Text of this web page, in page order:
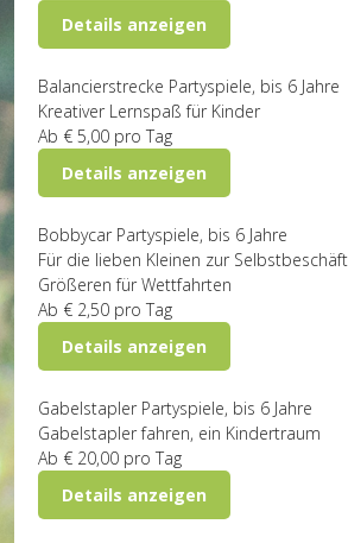
Details anzeigen
Balancierstrecke Partyspiele, bis 6 Jahre
Kreativer Lernspaß für Kinder
Ab € 5,00 pro Tag
Details anzeigen
Bobbycar Partyspiele, bis 6 Jahre
Für die lieben Kleinen zur
Größeren für Wettfahrten
Ab € 2,50 pro Tag
Details anzeigen
Gabelstapler Partyspiele, bis 6 Jahre
Gabelstapler fahren, ein Kindertraum
Ab € 20,00 pro Tag
Details anzeigen